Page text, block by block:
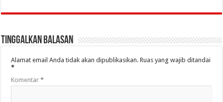
Tinggalkan Balasan
Alamat email Anda tidak akan dipublikasikan. Ruas yang wajib ditandai
*
Komentar*